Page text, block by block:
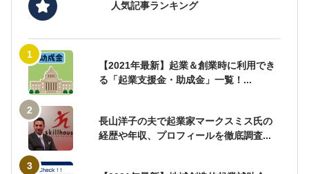
人気記事ランキング
【2021年最新】起業＆創業時に利用でき
る「起業支援金・助成金」一覧！...
長山洋子の夫で起業家マークスミス氏の
経歴や年収、プロフィールを徹底調査...